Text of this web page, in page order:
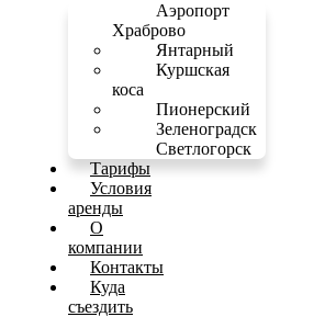
Аэропорт
Храброво
Янтарный
Куршская
коса
Пионерский
Зеленоградск
Светлогорск
Тарифы
Условия
аренды
О
компании
Контакты
Куда
съездить